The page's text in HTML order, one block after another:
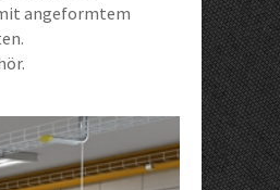
angeformtem